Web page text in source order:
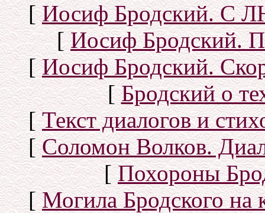
[Иосиф Бродский. С
[Иосиф Бродский.
[Иосиф Бродский.
[Бродский о
[Текст диалогов и
[Соломон Волков.
[Похороны
[Могила Бродского